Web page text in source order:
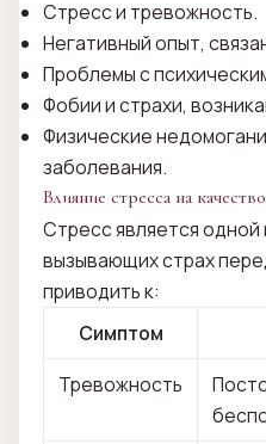
Стресс и тревожность.
Негативный опыт,
Проблемы с
Фобии и страхи,
Физические
заболевания.
Влияние стресса на
Стресс является одной
вызывающих страх
приводить к:
Симптом
Тревожность